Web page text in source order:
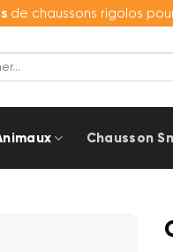
de chaussons rigolos
Chausson